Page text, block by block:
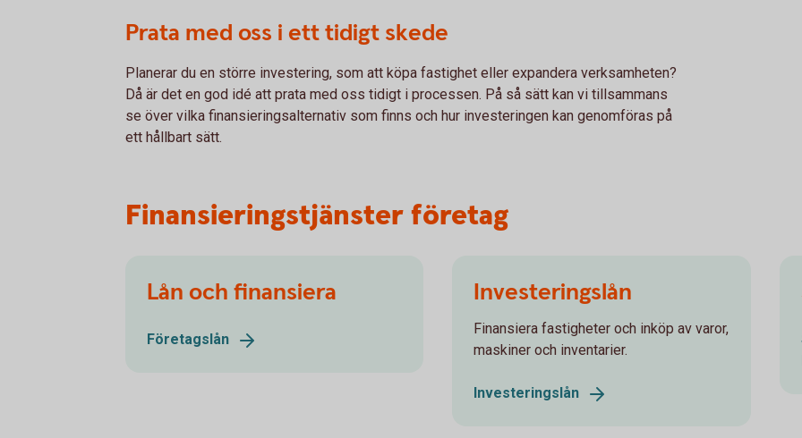
Prata med oss i ett tidigt skede
Planerar du en större investering, som att köpa fastighet eller expandera verksamheten?
Då är det en god idé att prata med oss tidigt i processen. På så sätt kan vi tillsammans
se över vilka finansieringsalternativ som finns och hur investeringen kan genomföras på
ett hållbart sätt.
Finansieringstjänster företag
Lån och finansiera
Företagslån
Investeringslån
Finansiera fastigheter och inköp av varor,
maskiner och inventarier.
Investeringslån